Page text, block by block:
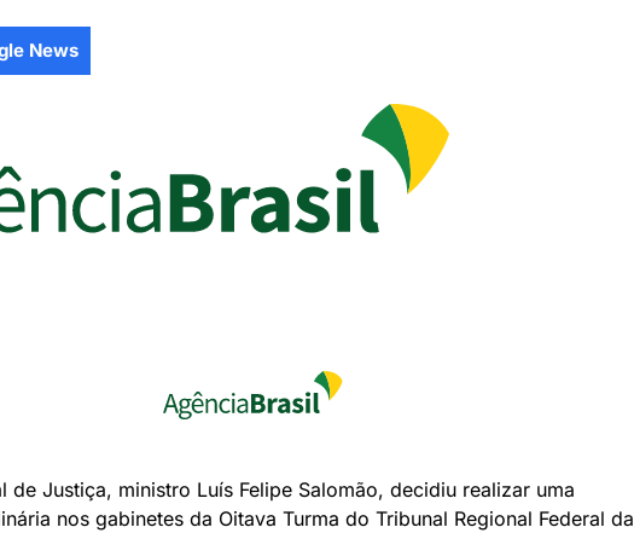
News
de Justiça, ministro Luís Felipe Salomão, decidiu realizar uma
nos gabinetes da Oitava Turma do Tribunal Regional Federal da